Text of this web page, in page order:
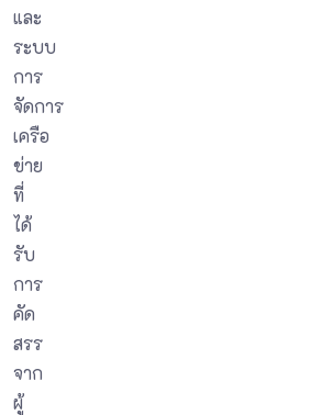
และ
ระบบ
การ
จัดการ
เครือ
ข่าย
ที่
ได้
รับ
การ
คัด
สรร
จาก
ผู้